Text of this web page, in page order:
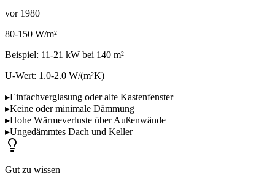
vor 1980
80-150 W/m²
Beispiel: 11-21 kW bei 140 m²
U-Wert: 1.0-2.0 W/(m²K)
▸Einfachverglasung oder alte Kastenfenster
▸Keine oder minimale Dämmung
▸Hohe Wärmeverluste über Außenwände
▸Ungedämmtes Dach und Keller
Gut zu wissen